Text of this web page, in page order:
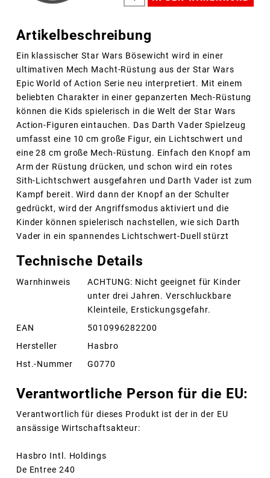
Artikelbeschreibung
Ein klassischer Star Wars Bösewicht wird in einer
ultimativen Mech Macht-Rüstung aus der Star Wars
Epic World of Action Serie neu interpretiert. Mit einem
beliebten Charakter in einer gepanzerten Mech-Rüstung
können die Kids spielerisch in die Welt der Star Wars
Action-Figuren eintauchen. Das Darth Vader Spielzeug
umfasst eine 10 cm große Figur, ein Lichtschwert und
eine 28 cm große Mech-Rüstung. Einfach den Knopf am
Arm der Rüstung drücken, und schon wird ein rotes
Sith-Lichtschwert ausgefahren und Darth Vader ist zum
Kampf bereit. Wird dann der Knopf an der Schulter
gedrückt, wird der Angriffsmodus aktiviert und die
Kinder können spielerisch nachstellen, wie sich Darth
Vader in ein spannendes Lichtschwert-Duell stürzt
Technische Details
Warnhinweis
ACHTUNG: Nicht geeignet für Kinder
unter drei Jahren. Verschluckbare
Kleinteile, Erstickungsgefahr.
EAN
5010996282200
Hersteller
Hasbro
Hst.-Nummer
G0770
Verantwortliche Person für die EU:
Verantwortlich für dieses Produkt ist der in der EU
ansässige Wirtschaftsakteur:
Hasbro Intl. Holdings
De Entree 240